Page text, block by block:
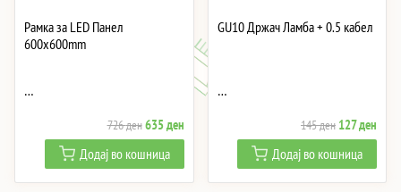
Рамка за LED Панел
600x600mm
…
726денOriginal
price
was:
726 ден.
635денCurrent
price
is:
635 ден.
Додај во кошница
GU10 Држач Ламба + 0.5 кабел
…
145ден Original
price
was:
145 ден.
127ден
price
is:
127
Додај во кошница